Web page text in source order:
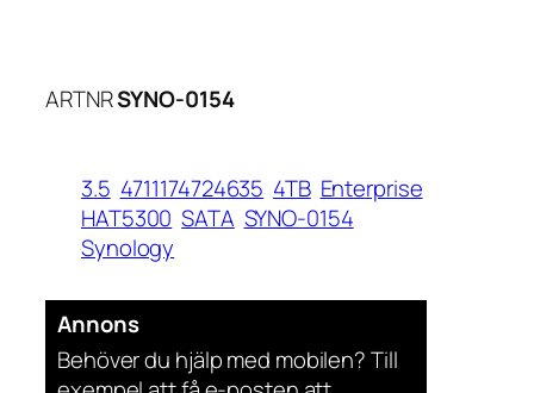
ARTNRSYNO-0154
3.5 4711174724635 4TB Enterprise
HAT5300 SATA SYNO-0154
Synology
Annons
Behöver du hjälp med mobilen? Till